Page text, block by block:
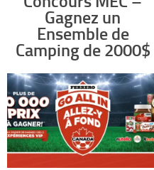
Gagnez un
Ensemble de
Camping de 2000$